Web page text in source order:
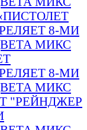
8-МИ
МИКС
8-МИ
МИКС
"РЕЙНДЖЕР